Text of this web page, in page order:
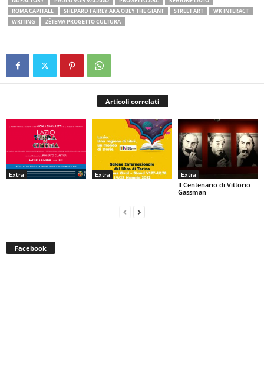
ROMA CAPITALE
SHEPARD FAIREY AKA OBEY THE GIANT STREET ART
WK INTERACT
WRITING
ZÈTEMA PROGETTO CULTURA
Articoli correlati
Extra Extra Extra
Il Centenario di Vittorio
Gassman
Facebook